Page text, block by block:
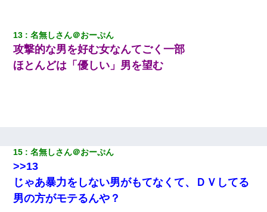
22歳の頃、父に36歳の男性とお見合いをしてくれと頼まれた。父
の親会社の経営者の息子さんだったので、父も喜んで私の写真を
送ったんだが→
してます」って送ったら
ホテルに泊まったんだけど従業員が最悪だった。折角の旅行で何
故私が怒鳴られなきゃいけなかったのだ
13 名無しさん＠おーぷん
攻撃的な男を好む女なんてごく一部
ほとんどは「優しい」男を望む
15 名無しさん＠おーぷん
>>13
じゃあ暴力をしない男がもてなくて、ＤＶしてる
男の方がモテるんや？